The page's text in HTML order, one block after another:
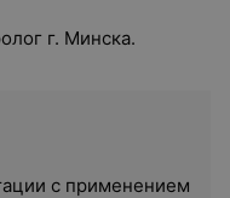
г. Минска.
с применением